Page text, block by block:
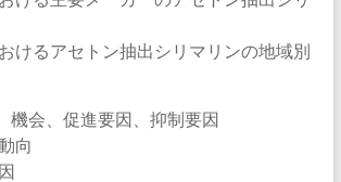
けるアセトン抽出シリマリンの地域別
機会、促進要因、抑制要因
向